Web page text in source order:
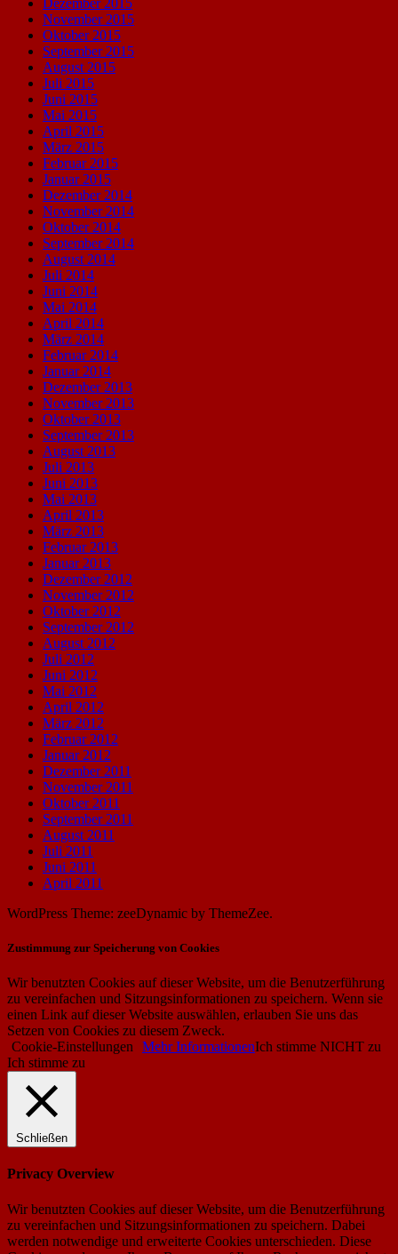
November 2015
Oktober 2015
September 2015
August 2015
Juli 2015
Juni 2015
Mai 2015
April 2015
März 2015
Februar 2015
Januar 2015
Dezember 2014
November 2014
Oktober 2014
September 2014
August 2014
Juli 2014
Juni 2014
Mai 2014
April 2014
März 2014
Februar 2014
Januar 2014
Dezember 2013
November 2013
Oktober 2013
September 2013
August 2013
Juli 2013
Juni 2013
Mai 2013
April 2013
März 2013
Februar 2013
Januar 2013
Dezember 2012
November 2012
Oktober 2012
September 2012
August 2012
Juli 2012
Juni 2012
Mai 2012
April 2012
März 2012
Februar 2012
Januar 2012
Dezember 2011
November 2011
Oktober 2011
September 2011
August 2011
Juli 2011
Juni 2011
April 2011
WordPress Theme: zeeDynamic by ThemeZee.
Zustimmung zur Speicherung von Cookies
Wir benutzten Cookies auf dieser Website, um die Benutzerführung
zu vereinfachen und Sitzungsinformationen zu speichern. Wenn sie
einen Link auf dieser Website auswählen, erlauben Sie uns das
Setzen von Cookies zu diesem Zweck.
Cookie-Einstellungen
Mehr InformationenIch stimme NICHT zu
Ich stimme zu
Schließen
Privacy Overview
Wir benutzten Cookies auf dieser Website, um die Benutzerführung
zu vereinfachen und Sitzungsinformationen zu speichern. Dabei
werden notwendige und erweiterte Cookies unterschieden. Diese